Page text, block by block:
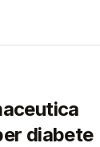
diabete